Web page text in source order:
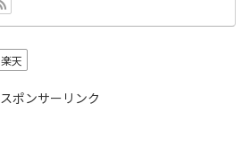
楽天
スポンサーリンク